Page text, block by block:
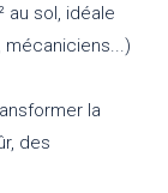
au sol, idéale
mécaniciens...)
la
des